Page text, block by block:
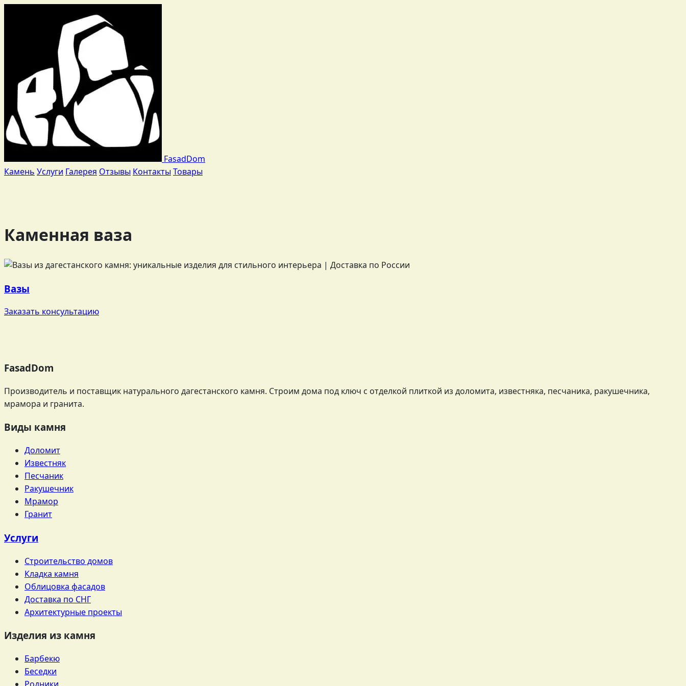
FasadDom
Камень Услуги Галерея Отзывы Контакты Товары
Каменная ваза
Вазы
Заказать консультацию
FasadDom
Производитель и поставщик натурального дагестанского камня. Строим дома под ключ с отделкой плиткой из доломита, известняка, песчаника, ракушечника,
мрамора и гранита.
Виды камня
Доломит
Известняк
Песчаник
Ракушечник
Мрамор
Гранит
Услуги
Строительство домов
Кладка камня
Облицовка фасадов
Доставка по СНГ
Архитектурные проекты
Изделия из камня
Барбекю
Беседки